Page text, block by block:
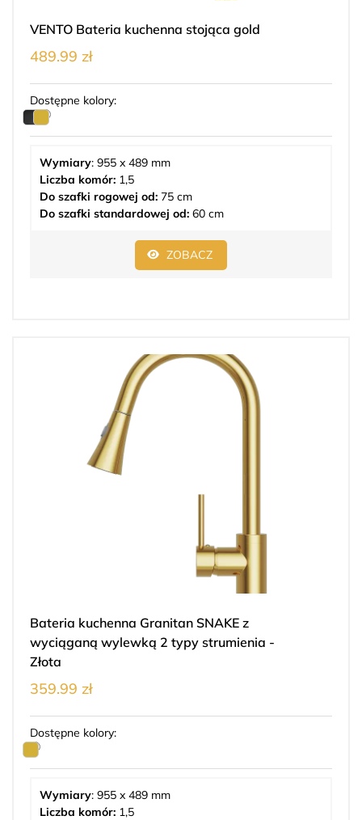
VENTO Bateria kuchenna stojąca gold
489.99 zł
Dostępne kolory:
Wymiary: 955 x 489 mm
Liczba komór: 1,5
Do szafki rogowej od: 75 cm
Do szafki standardowej od: 60 cm
ZOBACZ
Bateria kuchenna Granitan SNAKE z
wyciąganą wylewką 2 typy strumienia -
Złota
359.99 zł
Dostępne kolory:
Wymiary: 955 x 489 mm
Liczba komór: 1,5